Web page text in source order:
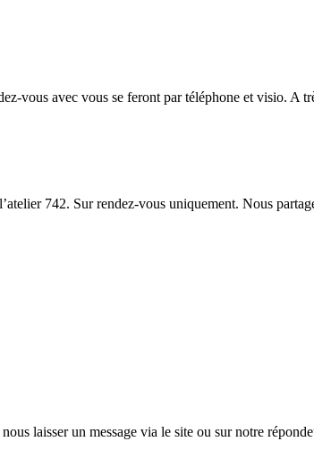
vous avec vous se feront par téléphone et visio. A
742. Sur rendez-vous uniquement. Nous
laisser un message via le site ou sur notre